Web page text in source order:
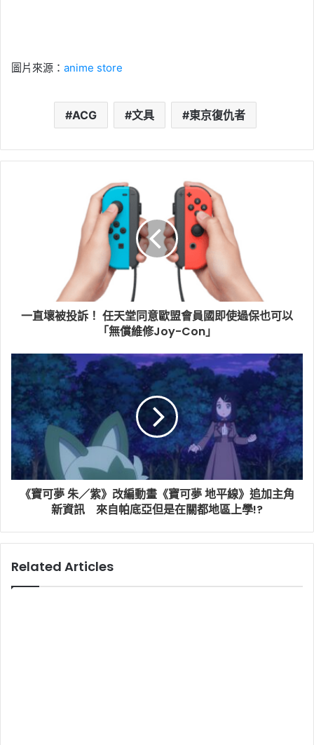
圖片來源： anime store
ACG 文具 東京復仇者
一直壞被投訴！ 任天堂同意歐盟會員國即使過保也可以
「無償維修Joy-Con」
《寶可夢 朱／紫》改編動畫《寶可夢 地平線》追加主角
新資訊 來自帕底亞但是在關都地區上學!?
Related Articles